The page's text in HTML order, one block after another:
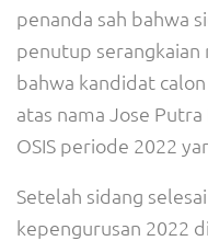
penanda sah bahwa
penutup serangkaian
bahwa kandidat
atas nama Jose
OSIS periode 2022
Setelah sidang
kepengurusan 2022